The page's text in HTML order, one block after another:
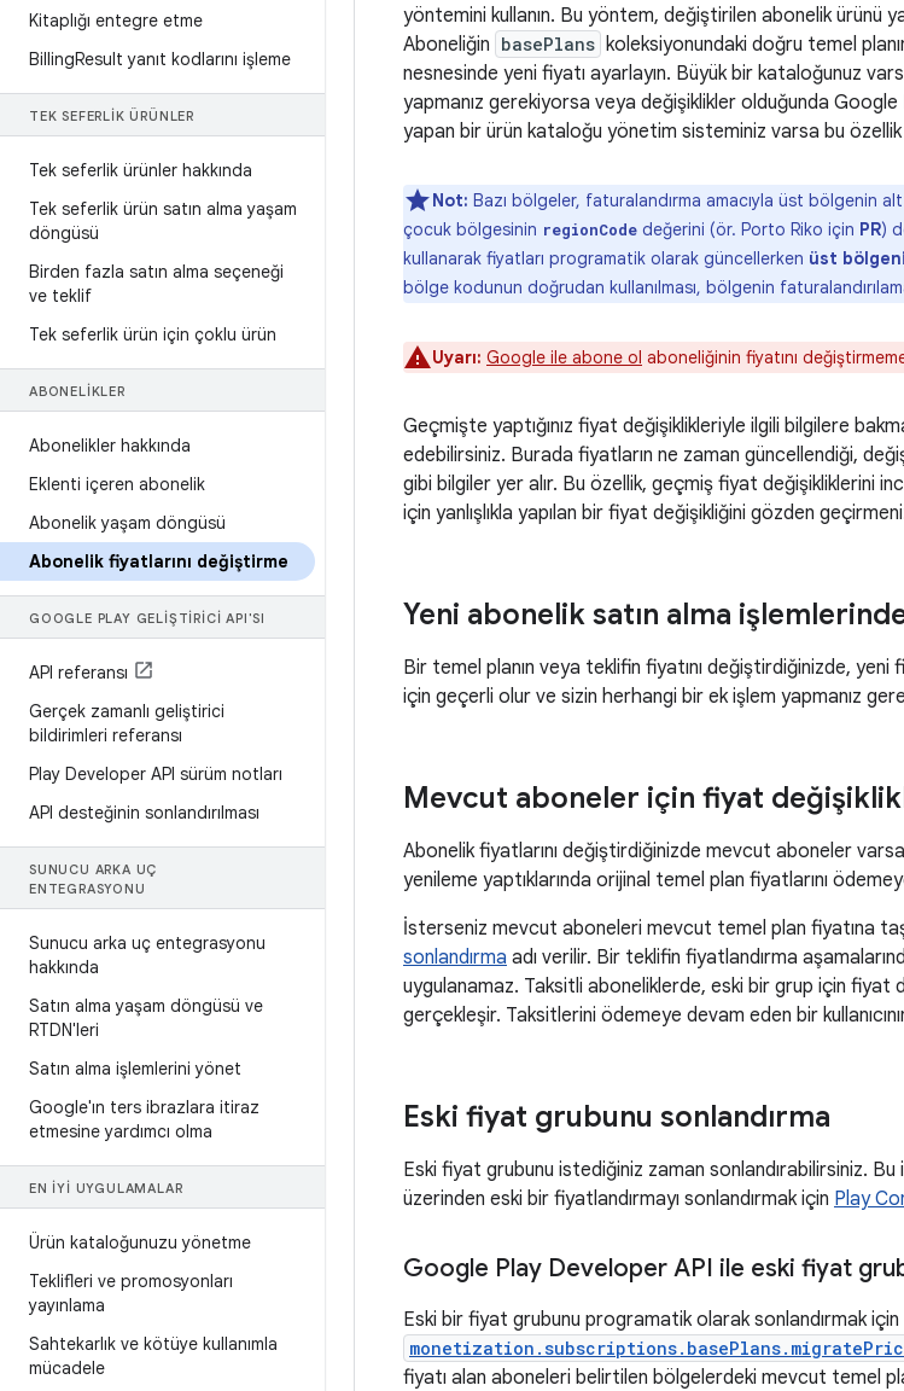
Kitaplığı entegre etme
BillingResult yanıt kodlarını işleme
TEK SEFERLIK ÜRÜNLER
Tek seferlik ürünler hakkında
Tek seferlik ürün satın alma yaşam
döngüsü
Birden fazla satın alma seçeneği
ve teklif
Tek seferlik ürün için çoklu ürün
ABONELIKLER
Abonelikler hakkında
Eklenti içeren abonelik
Abonelik yaşam döngüsü
Abonelik fiyatlarını değiştirme
GOOGLE PLAY GELIŞTIRICI API'SI
API referansı
Gerçek zamanlı geliştirici
bildirimleri referansı
Play Developer API sürüm notları
API desteğinin sonlandırılması
SUNUCU ARKA UÇ
ENTEGRASYONU
Sunucu arka uç entegrasyonu
hakkında
Satın alma yaşam döngüsü ve
RTDN'leri
Satın alma işlemlerini yönet
Google'ın ters ibrazlara itiraz
etmesine yardımcı olma
EN IYI UYGULAMALAR
Ürün kataloğunuzu yönetme
Teklifleri ve promosyonları
yayınlama
Sahtekarlık ve kötüye kullanımla
mücadele
yöntemini kullanın. Bu yöntem, değiştirilen abonelik ürünü
Aboneliğin basePlans koleksiyonundaki doğru temel
nesnesinde yeni fiyatı ayarlayın. Büyük bir kataloğunuz
yapmanız gerekiyorsa veya değişiklikler olduğunda
yapan bir ürün kataloğu yönetim sisteminiz varsa bu
Not: Bazı bölgeler, faturalandırma amacıyla üst bölgenin
çocuk bölgesinin regionCode değerini (ör. Porto Riko için PR)
kullanarak fiyatları programatik olarak güncellerken üst
bölge kodunun doğrudan kullanılması, bölgenin
Uyarı: Google ile abone ol aboneliğinin fiyatını
Geçmişte yaptığınız fiyat değişiklikleriyle ilgili bilgilere
edebilirsiniz. Burada fiyatların ne zaman güncellendiği,
gibi bilgiler yer alır. Bu özellik, geçmiş fiyat değişikliklerini
için yanlışlıkla yapılan bir fiyat değişikliğini gözden
Yeni abonelik satın alma
Bir temel planın veya teklifin fiyatını değiştirdiğinizde,
için geçerli olur ve sizin herhangi bir ek işlem yapmanız
Mevcut aboneler için fiyat
Abonelik fiyatlarını değiştirdiğinizde mevcut aboneler
yenileme yaptıklarında orijinal temel plan fiyatlarını
İsterseniz mevcut aboneleri mevcut temel plan fiyatına
sonlandırma adı verilir. Bir teklifin fiyatlandırma
uygulanamaz. Taksitli aboneliklerde, eski bir grup için fiyat
gerçekleşir. Taksitlerini ödemeye devam eden bir
Eski fiyat grubunu sonlandırma
Eski fiyat grubunu istediğiniz zaman sonlandırabilirsiniz.
üzerinden eski bir fiyatlandırmayı sonlandırmak için Play
Google Play Developer API ile eski fiyat
Eski bir fiyat grubunu programatik olarak sonlandırmak için
fiyatı alan aboneleri belirtilen bölgelerdeki mevcut temel